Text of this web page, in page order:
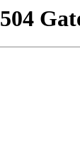
504